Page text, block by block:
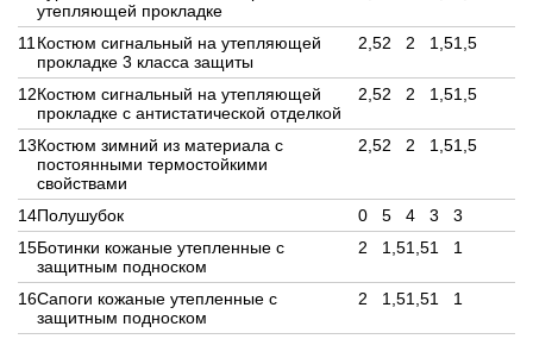
утепляющей прокладке
11 Костюм сигнальный на утепляющей
прокладке 3 класса защиты
2,52 2 1,51,5
12Костюм сигнальный на утепляющей
прокладке с антистатической отделкой
2,52 2 1,51,5
13Костюм зимний из материала с
постоянными термостойкими
свойствами
2,52 2 1,51,5
14Полушубок 0 5 4 3
3
15Ботинки кожаные утепленные с
защитным подноском
2 1,51,51 1
16Сапоги кожаные утепленные с
защитным подноском
2 1,51,51 1